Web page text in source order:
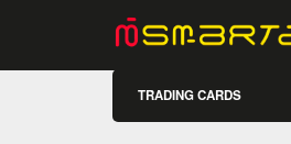
TRADING CARDS